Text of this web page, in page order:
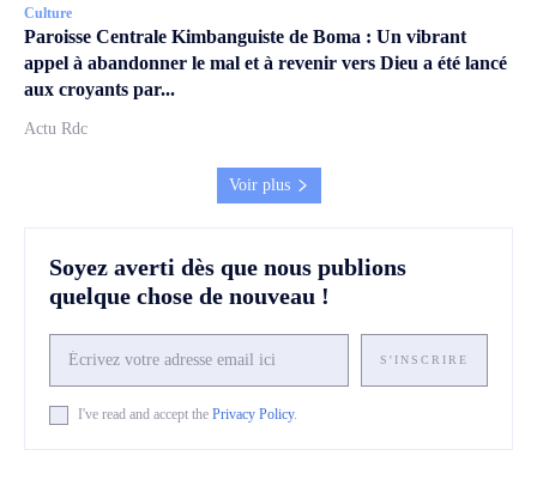
Culture
Paroisse Centrale Kimbanguiste de Boma : Un vibrant
appel à abandonner le mal et à revenir vers Dieu a été lancé
aux croyants par...
Actu Rdc
Voir plus
Soyez averti dès que nous publions
quelque chose de nouveau !
S'INSCRIRE
I've read and accept the Privacy Policy.